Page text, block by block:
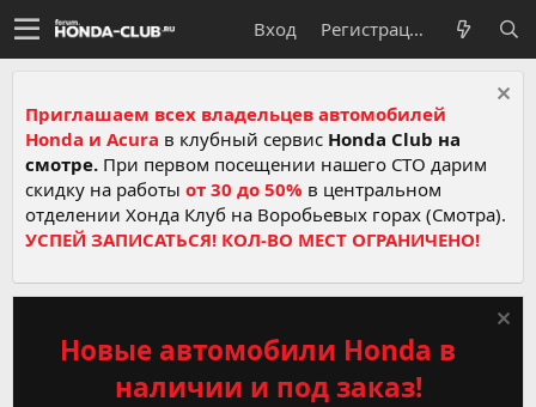
Вход Регистрация
Приглашаем всех владельцев автомобилей
Honda и Acura в клубный сервис Honda Club на
смотре. При первом посещении нашего СТО дарим
скидку на работы от 30 до 50% в центральном
отделении Хонда Клуб на Воробьевых горах (Смотра).
УСПЕЙ ЗАПИСАТЬСЯ! КОЛ-ВО МЕСТ ОГРАНИЧЕНО!
Новые автомобили Honda в
наличии и под заказ!